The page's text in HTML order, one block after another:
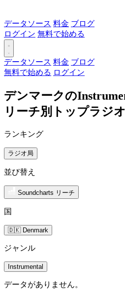
データソース 料金 ブログ
ログイン 無料で始める
データソース 料金 ブログ
無料で始める ログイン
デンマークの
リーチ別トップラジ
ランキング
ラジオ局
並び替え
Soundcharts リーチ
国
🇩🇰 Denmark
ジャンル
Instrumental
データがありません。